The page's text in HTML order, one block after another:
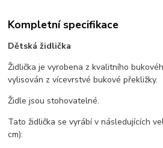
Kompletní specifikace
Dětská židlička
Židlička je vyrobena z kvalitního
vylisován z vícevrstvé bukové překližky.
Židle jsou stohovatelné.
Tato židlička se vyrábí v následujících
cm):